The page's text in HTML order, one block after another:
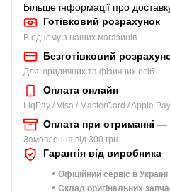
Більше інформації про
Готівковий розрахунок
В одному з наших магазинів
Безготівковий
Для юридичних та фізичних осіб
Оплата онлайн
LiqPay / Visa / MasterCard / Apple
Оплата при отриманні —
Замовлення від 300 грн.
Гарантія від виробника
• Офіційний сервіс в Україні
• Склад оригінальних